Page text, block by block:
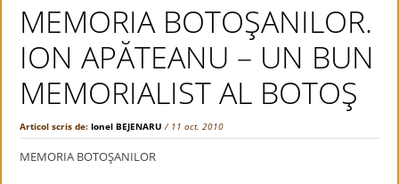
MEMORIA BOTOŞANILOR.
ION APĂTEANU – UN BUN
MEMORIALIST AL BOTOŞ
Articol scris de:Ionel BEJENARU / 11 oct. 2010
MEMORIA BOTOŞANILOR